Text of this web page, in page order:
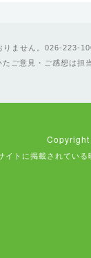
ません。026-223-
たご意見・ご感想は担
イトに掲載されてい